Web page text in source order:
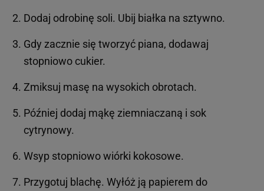
Dodaj odrobinę soli. Ubij białka na sztywno.
Gdy zacznie się tworzyć piana, dodawaj
stopniowo cukier.
Zmiksuj masę na wysokich obrotach.
Później dodaj mąkę ziemniaczaną i sok
cytrynowy.
Wsyp stopniowo wiórki kokosowe.
Przygotuj blachę. Wyłóż ją papierem do